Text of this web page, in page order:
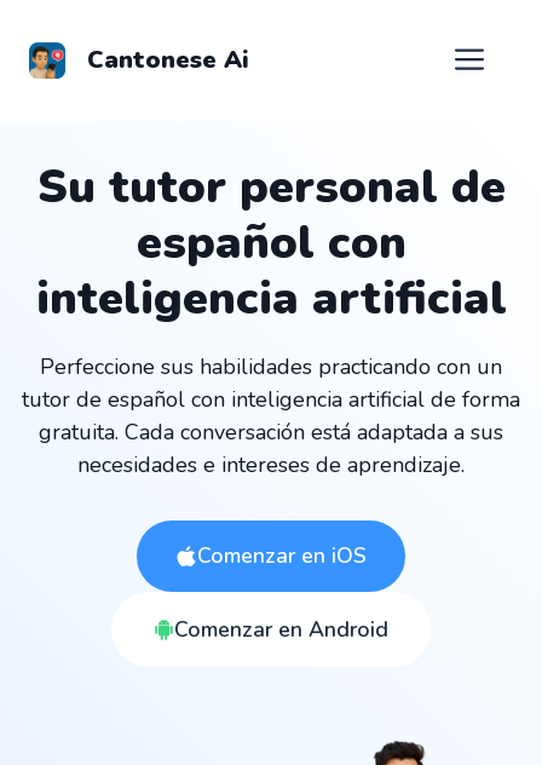
contenido
Cantonese Ai
Su tutor personal de
español con
inteligencia artificial
Perfeccione sus habilidades practicando con un
tutor de español con inteligencia artificial de forma
gratuita. Cada conversación está adaptada a sus
necesidades e intereses de aprendizaje.
Comenzar en iOS
Comenzar en Android